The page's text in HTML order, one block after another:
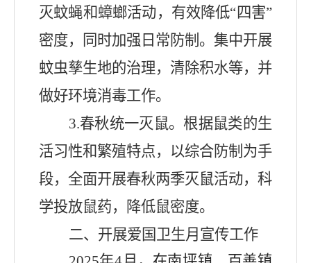
灭蚊蝇和蟑螂活动，有效降低“四害”
密度，同时加强日常防制。集中开展
蚊虫孳生地的治理，清除积水等，并
做好环境消毒工作。
3.春秋统一灭鼠。根据鼠类的生
活习性和繁殖特点，以综合防制为手
段，全面开展春秋两季灭鼠活动，科
学投放鼠药，降低鼠密度。
二、 开展爱国卫生月宣传工作